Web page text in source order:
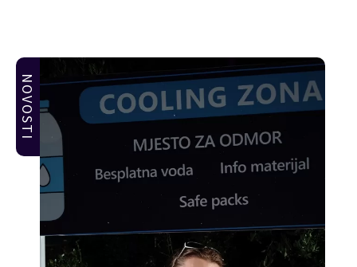
NOVOSTI
BENZODIAZEPINI